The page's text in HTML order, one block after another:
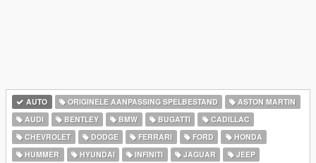
AUTO ORIGINELE AANPASSING SPELBESTAND
ASTON MARTIN
AUDI
BENTLEY BMW BUGATTI
CADILLAC
CHEVROLET
DODGE FERRARI FORD
HONDA
HUMMER
HYUNDAI INFINITI JAGUAR
JEEP